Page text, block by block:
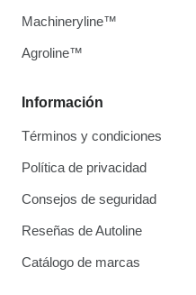
Información
Términos y condiciones
Política de privacidad
Consejos de seguridad
Reseñas de Autoline
Catálogo de marcas
Machineryline™
Agroline™